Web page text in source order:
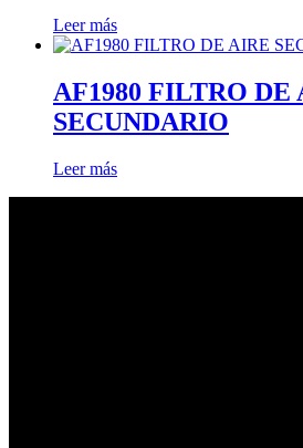
Leer más
AF1980 FILTRO DE
SECUNDARIO
Leer más